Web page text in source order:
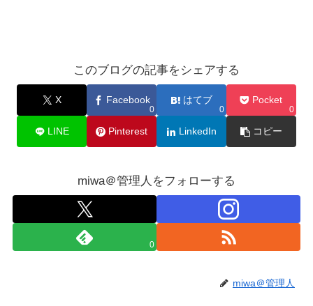
このブログの記事をシェアする
X Facebook
0
はてブ
0
Pocket
0
LINE Pinterest LinkedIn コピー
miwa＠管理人をフォローする
0
miwa＠管理人